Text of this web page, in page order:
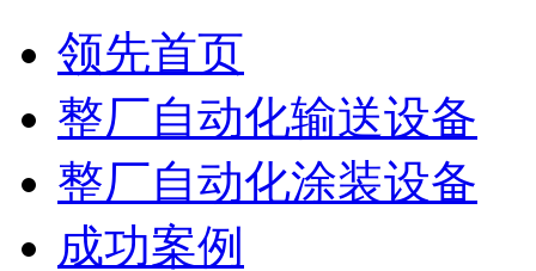
领先首页
整厂自动化输送设备
整厂自动化涂装设备
成功案例